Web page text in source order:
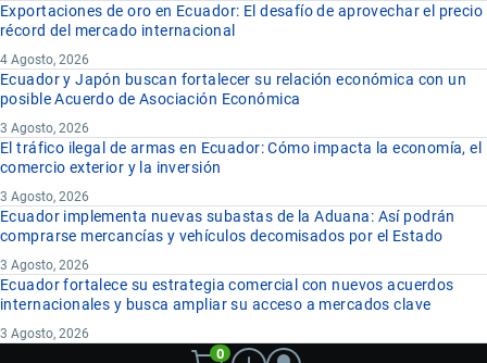
Exportaciones de oro en Ecuador: El desafío de aprovechar el precio
récord del mercado internacional
4 Agosto, 2026
Ecuador y Japón buscan fortalecer su relación económica con un
posible Acuerdo de Asociación Económica
3 Agosto, 2026
El tráfico ilegal de armas en Ecuador: Cómo impacta la economía, el
comercio exterior y la inversión
3 Agosto, 2026
Ecuador implementa nuevas subastas de la Aduana: Así podrán
comprarse mercancías y vehículos decomisados por el Estado
3 Agosto, 2026
Ecuador fortalece su estrategia comercial con nuevos acuerdos
internacionales y busca ampliar su acceso a mercados clave
3 Agosto, 2026
0